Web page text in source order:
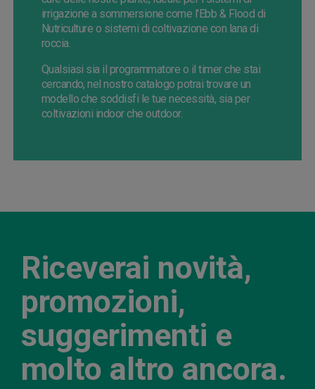
irrigazione a sommersione come l'Ebb & Flood di
Nutriculture o sistemi di coltivazione con lana di
roccia.
Qualsiasi sia il programmatore o il timer che stai
cercando, nel nostro catalogo potrai trovare un
modello che soddisfi le tue necessità, sia per
coltivazioni indoor che outdoor.
Riceverai novità,
promozioni,
suggerimenti e
molto altro ancora.